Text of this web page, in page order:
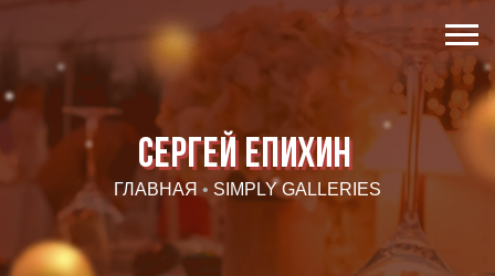
Сергей Епихин
ГЛАВНАЯ • SIMPLY GALLERIES